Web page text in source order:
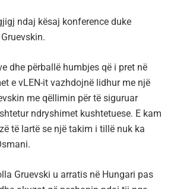
ndaj kësaj konference duke
dhe përballë humbjes që i pret në
e vLEN-it vazhdojnë lidhur me një
me qëllimin për të siguruar
ndryshimet kushtetuese. E kam
të lartë se një takim i tillë nuk ka
Gruevski u arratis në Hungari pas